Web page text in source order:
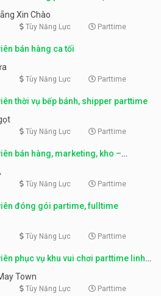
Xin Chào
Tùy Năng Lực Parttime
bán hàng ca tối
Tùy Năng Lực Parttime
thời vụ bếp bánh, shipper parttime
Tùy Năng Lực Parttime
bán hàng, marketing, kho –
Tùy Năng Lực Parttime
đóng gói partime, fulltime
Tùy Năng Lực Parttime
phục vụ khu vui chơi parttime linh
Town
Tùy Năng Lực Parttime